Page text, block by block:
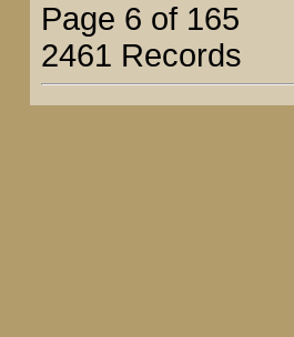
Page 6 of 165
2461 Records